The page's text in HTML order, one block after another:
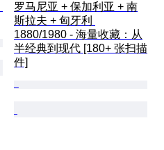
罗马尼亚 + 保加利亚 + 南
斯拉夫 + 匈牙利
1880/1980 - 海量收藏：从
半经典到现代 [180+ 张扫描
件]